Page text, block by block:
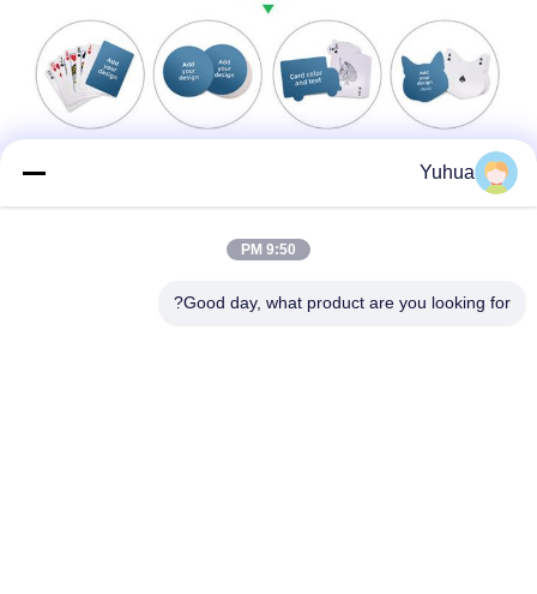
Yuhua
9:50 PM
Good day, what product are you looking for?